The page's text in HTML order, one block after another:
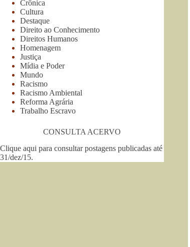
Crônica
Cultura
Destaque
Direito ao Conhecimento
Direitos Humanos
Homenagem
Justiça
Mídia e Poder
Mundo
Racismo
Racismo Ambiental
Reforma Agrária
Trabalho Escravo
CONSULTA ACERVO
Clique aqui para consultar postagens publicadas até
31/dez/15.